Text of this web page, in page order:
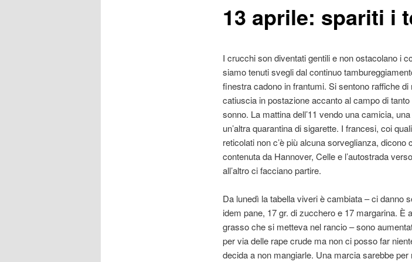
13 aprile: spariti i
I crucchi son diventati gentili e non ostacolano i
siamo tenuti svegli dal continuo
finestra cadono in frantumi. Si sentono raffiche
catiuscia in postazione accanto al campo di
sonno. La mattina dell’11 vendo una camicia,
un’altra quarantina di sigarette. I francesi, coi
reticolati non c’è più alcuna sorveglianza,
contenuta da Hannover, Celle e l’autostrada
all’altro ci facciano partire.
Da lunedì la tabella viveri è cambiata – ci danno
idem pane, 17 gr. di zucchero e 17 margarina. È
grasso che si metteva nel rancio – sono
per via delle rape crude ma non ci posso far
decida a non mangiarle. Una marcia sarebbe